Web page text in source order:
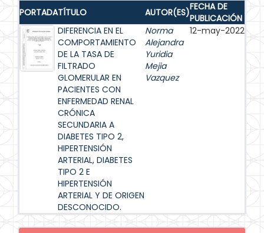
PORTADATÍTULO AUTOR(ES)FECHA DE
PUBLICACIÓN
DIFERENCIA EN EL
COMPORTAMIENTO
DE LA TASA DE
FILTRADO
GLOMERULAR EN
PACIENTES CON
ENFERMEDAD RENAL
CRÓNICA
SECUNDARIA A
DIABETES TIPO 2,
HIPERTENSIÓN
ARTERIAL, DIABETES
TIPO 2 E
HIPERTENSIÓN
ARTERIAL Y DE ORIGEN
DESCONOCIDO.
Norma
Alejandra
Yuridia
Mejia
Vazquez
12-may-2022